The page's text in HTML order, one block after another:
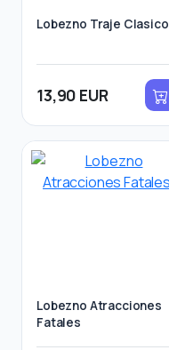
Lobezno Traje Clasico
13,90 EUR
Lobezno Atracciones
Fatales